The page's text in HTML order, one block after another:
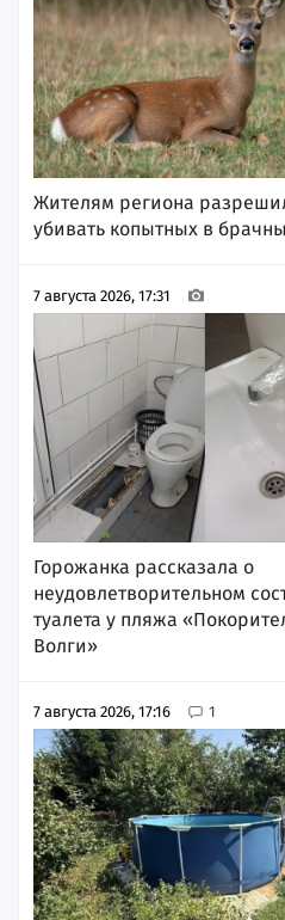
Жителям региона
убивать копытных в
7 августа 2026, 17:31
Горожанка рассказала о
неудовлетворительном
туалета у пляжа
Волги»
7 августа 2026, 17:16 1